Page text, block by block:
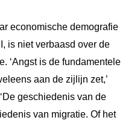
economische demografie
is niet verbaasd over de
‘Angst is de fundamentele
aan de zijlijn zet,’
geschiedenis van de
van migratie. Of het